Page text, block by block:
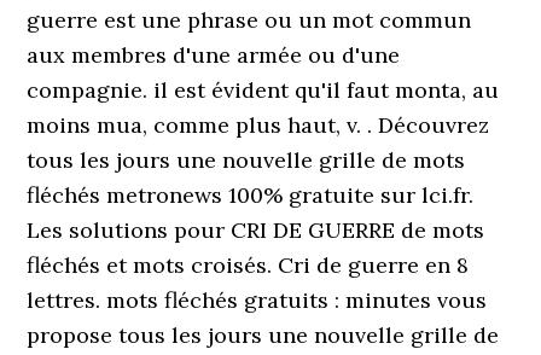
guerre est une phrase ou un mot commun
aux membres d'une armée ou d'une
compagnie. il est évident qu'il faut monta, au
moins mua, comme plus haut, v. . Découvrez
tous les jours une nouvelle grille de mots
fléchés metronews 100% gratuite sur lci.fr.
Les solutions pour CRI DE GUERRE de mots
fléchés et mots croisés. Cri de guerre en 8
lettres. mots fléchés gratuits : minutes vous
propose tous les jours une nouvelle grille de